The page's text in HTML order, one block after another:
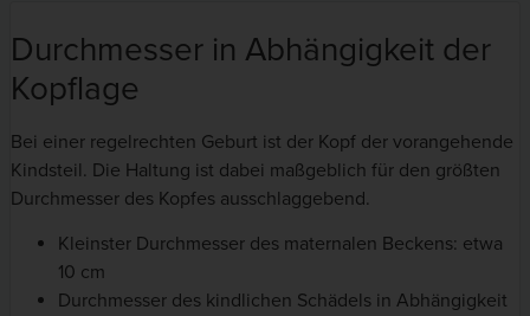
Durchmesser in Abhängigkeit der
Kopflage
Bei einer regelrechten Geburt ist der Kopf der vorangehende
Kindsteil. Die Haltung ist dabei maßgeblich für den größten
Durchmesser des Kopfes ausschlaggebend.
Kleinster Durchmesser des maternalen Beckens: etwa
10 cm
Durchmesser des kindlichen Schädels in Abhängigkeit